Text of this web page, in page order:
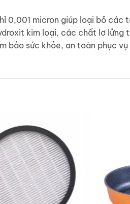
0,001 micron giúp loại bỏ các
kim loại, các chất lơ
bảo sức khỏe, an toàn phục